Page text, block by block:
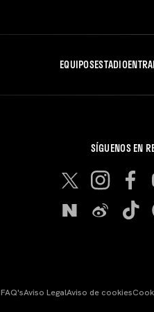
EQUIPOSESTADIO
SÍGUENOS EN
FAQ'sAviso LegalAviso de cookies